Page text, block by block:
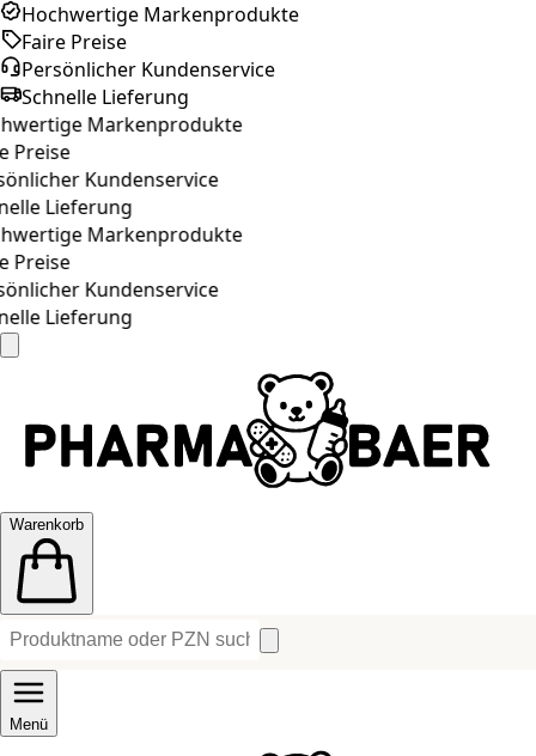
Hochwertige Markenprodukte
Faire Preise
Persönlicher Kundenservice
Schnelle Lieferung
Markenprodukte
Preise
Kundenservice
Lieferung
Markenprodukte
Preise
Kundenservice
Lieferung
Warenkorb
Menü